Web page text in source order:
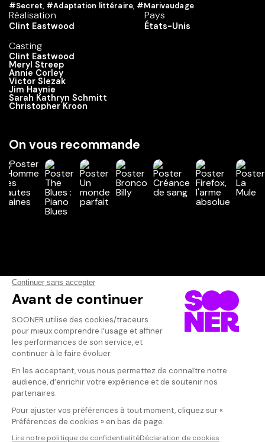
#Secret, #Adaptation littéraire, #Marivaudage
Réalisation
Clint Eastwood
Casting
Clint Eastwood
Meryl Streep
Annie Corley
Victor Slezak
Jim Haynie
Sarah Kathryn Schmitt
Christopher Kroon
Pays
États-Unis
On vous recommande
Vos avis
Donnez votre avis
Votre note
Votre commentaire
Il faut vous connecter pour
publier un avis
superbe